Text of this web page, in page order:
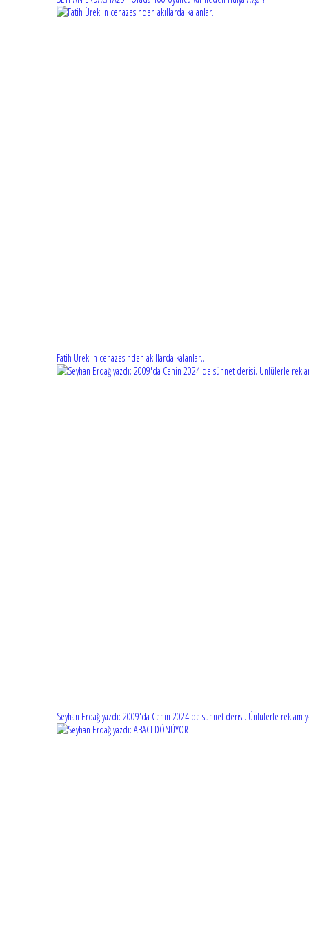
Fatih Ürek'in cenazesinden akıllarda kalanlar...
Seyhan Erdağ yazdı: 2009'da Cenin 2024'de sünnet derisi. Ünlülerle reklam